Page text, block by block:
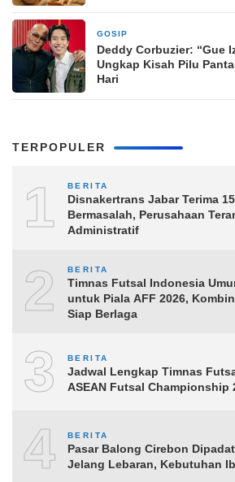
GOSIP
Deddy Corbuzier: “Gue
Ungkap Kisah Pilu
Hari
TERPOPULER
1 BERITA
Disnakertrans Jabar Terima
Bermasalah, Perusahaan
Administratif
2 BERITA
Timnas Futsal Indonesia
untuk Piala AFF 2026,
Siap Berlaga
3 BERITA
Jadwal Lengkap Timnas
ASEAN Futsal Championship
4 BERITA
Pasar Balong Cirebon
Jelang Lebaran, Kebutuhan